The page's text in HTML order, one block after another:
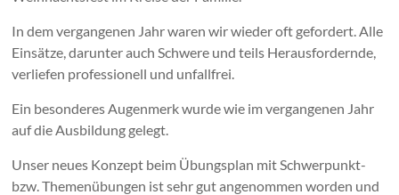
In dem vergangenen Jahr waren wir wieder oft gefordert. Alle
Einsätze, darunter auch Schwere und teils Herausfordernde,
verliefen professionell und unfallfrei.
Ein besonderes Augenmerk wurde wie im vergangenen Jahr
auf die Ausbildung gelegt.
Unser neues Konzept beim Übungsplan mit Schwerpunkt-
bzw. Themenübungen ist sehr gut angenommen worden und